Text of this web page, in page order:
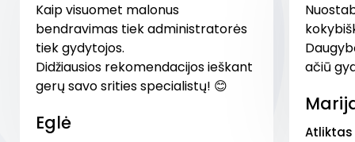
Kaip visuomet malonus
bendravimas tiek administratorės
tiek gydytojos.
Didžiausios rekomendacijos ieškant
gerų savo srities specialistų! 😊
Eglė
ačiū